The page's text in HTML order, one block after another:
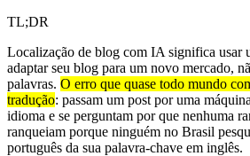
TL;DR
Localização de blog com IA significa usar
adaptar seu blog para um novo mercado,
palavras. O erro que quase todo mundo
tradução: passam um post por uma
idioma e se perguntam por que nenhuma
ranqueiam porque ninguém no Brasil
português da sua palavra-chave em inglês.